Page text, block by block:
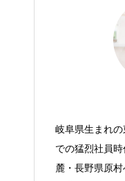
岐阜県生まれ
での猛烈社員
麓・長野県原